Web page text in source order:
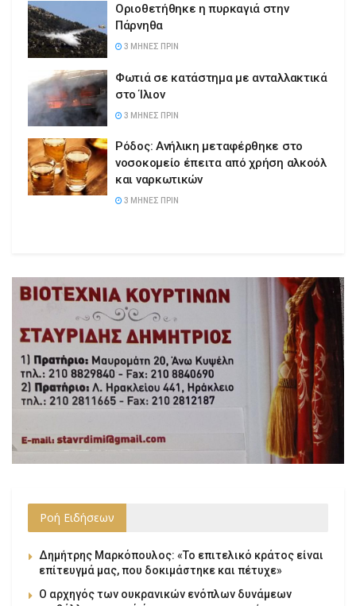
Οριοθετήθηκε η πυρκαγιά στην
Πάρνηθα
3 ΜΉΝΕΣ ΠΡΙΝ
Φωτιά σε κατάστημα με ανταλλακτικά
στο Ίλιον
3 ΜΉΝΕΣ ΠΡΙΝ
Ρόδος: Ανήλικη μεταφέρθηκε στο
νοσοκομείο έπειτα από χρήση αλκοόλ
και ναρκωτικών
3 ΜΉΝΕΣ ΠΡΙΝ
Ροή Ειδήσεων
Δημήτρης Μαρκόπουλος: «Το επιτελικό κράτος είναι
επίτευγμά μας, που δοκιμάστηκε και πέτυχε»
Ο αρχηγός των ουκρανικών ενόπλων δυνάμεων